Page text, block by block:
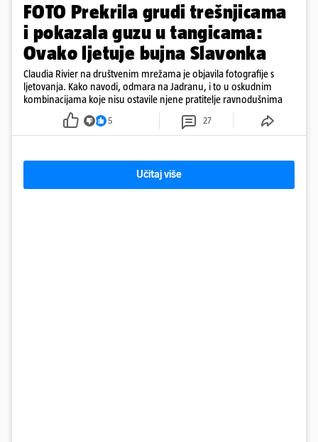
FOTO Prekrila grudi trešnjicama
i pokazala guzu u tangicama:
Ovako ljetuje bujna Slavonka
Claudia Rivier na društvenim mrežama je objavila fotografije s
ljetovanja. Kako navodi, odmara na Jadranu, i to u oskudnim
kombinacijama koje nisu ostavile njene pratitelje ravnodušnima
5 27
Učitaj više